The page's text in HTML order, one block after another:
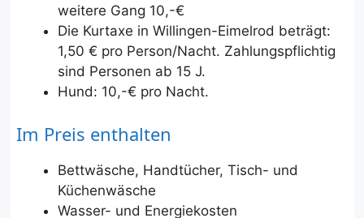
weitere Gang 10,-€
Die Kurtaxe in Willingen-Eimelrod beträgt:
1,50 € pro Person/Nacht. Zahlungspflichtig
sind Personen ab 15 J.
Hund: 10,-€ pro Nacht.
Im Preis enthalten
Bettwäsche, Handtücher, Tisch- und
Küchenwäsche
Wasser- und Energiekosten